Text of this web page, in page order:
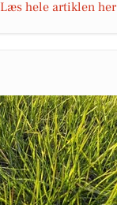
Læs hele artiklen her